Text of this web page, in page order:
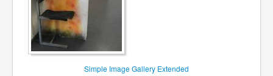
Simple Image Gallery Extended